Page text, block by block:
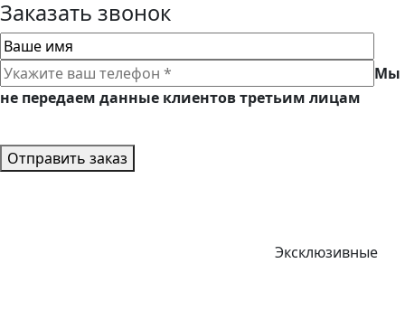
Заказать звонок
Мы
не передаем данные клиентов третьим лицам
Отправить заказ
Эксклюзивные